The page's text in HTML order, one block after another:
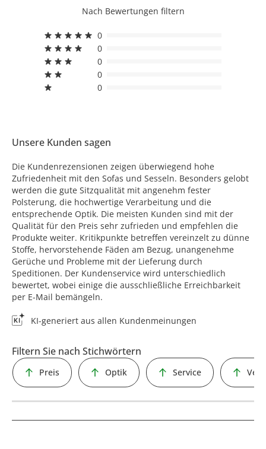
Nach Bewertungen filtern
0
0
0
0
0
Unsere Kunden sagen
Die Kundenrezensionen zeigen überwiegend hohe
Zufriedenheit mit den Sofas und Sesseln. Besonders gelobt
werden die gute Sitzqualität mit angenehm fester
Polsterung, die hochwertige Verarbeitung und die
entsprechende Optik. Die meisten Kunden sind mit der
Qualität für den Preis sehr zufrieden und empfehlen die
Produkte weiter. Kritikpunkte betreffen vereinzelt zu dünne
Stoffe, hervorstehende Fäden am Bezug, unangenehme
Gerüche und Probleme mit der Lieferung durch
Speditionen. Der Kundenservice wird unterschiedlich
bewertet, wobei einige die ausschließliche Erreichbarkeit
per E-Mail bemängeln.
KI-generiert aus allen Kundenmeinungen
Filtern Sie nach Stichwörtern
Preis Optik Service